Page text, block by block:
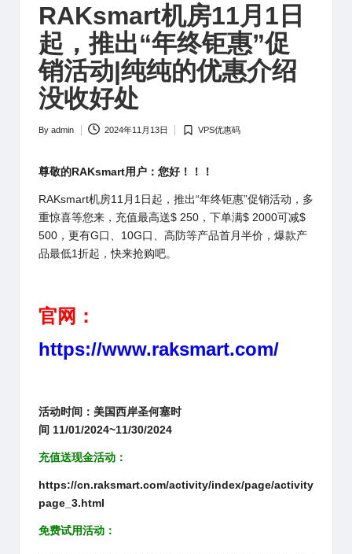
RAKsmart机房11月1日
起，推出“年终钜惠”促
销活动|纯纯的优惠介绍
没收好处
Posted
By admin 2024年11月13日
Posted
VPS优惠码
尊敬的RAKsmart用户：您好！！！
RAKsmart机房11月1日起，推出“年终钜惠”促销活动，多
重惊喜等您来，充值最高送$ 250，下单满$ 2000可减$
500，更有G口、10G口、高防等产品首月半价，爆款产
品最低1折起，快来抢购吧。
官网：
https://www.raksmart.com/
活动时间：美国西岸圣何塞时
间 11/01/2024~11/30/2024
充值送现金活动：
https://cn.raksmart.com/activity/index/page/activity
page_3.html
免费试用活动：